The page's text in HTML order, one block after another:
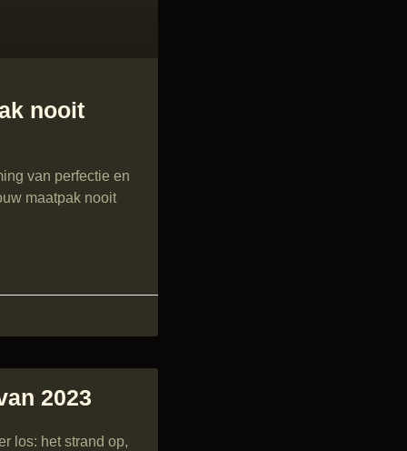
nooit
van perfectie en
maatpak nooit
2023
los: het strand op,